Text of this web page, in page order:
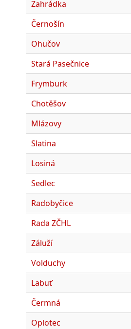
Zahrádka
Černošín
Ohučov
Stará Pasečnice
Frymburk
Chotěšov
Mlázovy
Slatina
Losiná
Sedlec
Radobyčice
Rada ZČHL
Záluží
Volduchy
Labuť
Čermná
Oplotec